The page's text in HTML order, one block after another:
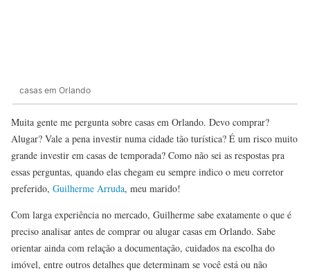
casas em Orlando
Muita gente me pergunta sobre casas em Orlando. Devo comprar?
Alugar? Vale a pena investir numa cidade tão turística? É um risco muito
grande investir em casas de temporada? Como não sei as respostas pra
essas perguntas, quando elas chegam eu sempre indico o meu corretor
preferido, Guilherme Arruda, meu marido!
Com larga experiência no mercado, Guilherme sabe exatamente o que é
preciso analisar antes de comprar ou alugar casas em Orlando. Sabe
orientar ainda com relação a documentação, cuidados na escolha do
imóvel, entre outros detalhes que determinam se você está ou não